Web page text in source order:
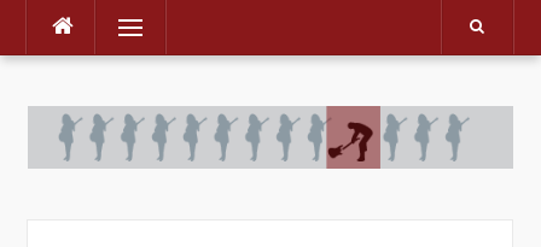
Skip
Menu